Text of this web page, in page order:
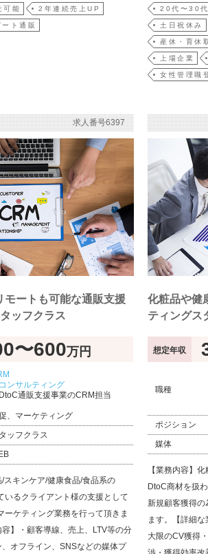
可能 2年連続売上UP
ト通販
20代〜30
土日祝休み
産休・育休
上場企業
女性管理職
求人番号6397
モートも可能な通販支援
ッフクラス
〜600万円
コンサルティング
DtoC通販支援事業のCRM担当
、マーケティング
ッフクラス
/スキンケア/健康食品/食品系の
いるクライアント様の支援として
ーケティング業務を行って頂きま
】・顧客導線、売上、LTV等の分
オフライン、SNSなどの媒体プ
化粧品や健
ティングス
想定年収
職種
ポジション
媒体
【業務内容】
DtoC商材を扱
新規顧客獲得の
ます。【詳細
大限のCV獲得